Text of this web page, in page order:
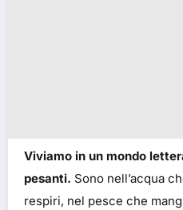
Viviamo in un mondo
pesanti. Sono nell’acqua
respiri, nel pesce che